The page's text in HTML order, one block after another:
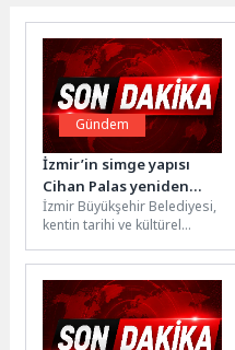
Gündem
İzmir’in simge yapısı
Cihan Palas yeniden
hayat buluyor
İzmir Büyükşehir Belediyesi,
kentin tarihi ve kültürel
yapılarından Basmane'deki
Cihan Palas Oteli'ni
(Emniyet...